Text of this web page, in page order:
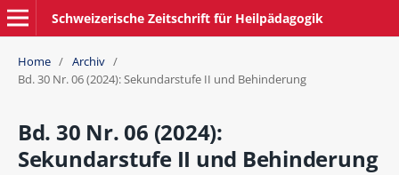
Schweizerische Zeitschrift für Heilpädagogik
Home / Archiv /
Bd. 30 Nr. 06 (2024): Sekundarstufe II und Behinderung
Bd. 30 Nr. 06 (2024):
Sekundarstufe II und Behinderung